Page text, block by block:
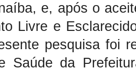
e, após o
Livre e
pesquisa foi
Saúde da